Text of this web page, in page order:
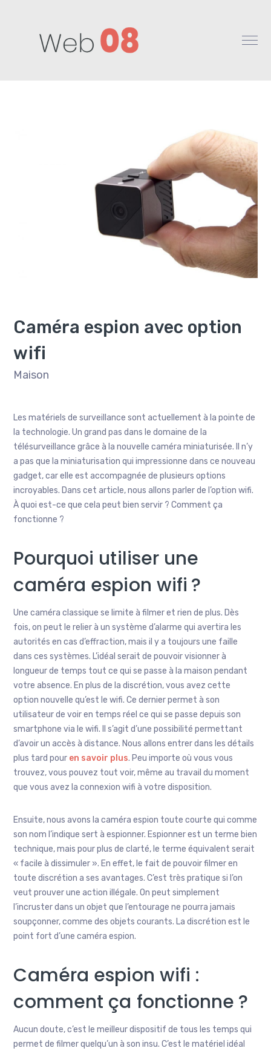
Caméra espion avec option
wifi
Maison
Les matériels de surveillance sont actuellement à la pointe de
la technologie. Un grand pas dans le domaine de la
télésurveillance grâce à la nouvelle caméra miniaturisée. Il n’y
a pas que la miniaturisation qui impressionne dans ce nouveau
gadget, car elle est accompagnée de plusieurs options
incroyables. Dans cet article, nous allons parler de l’option wifi.
À quoi est-ce que cela peut bien servir ? Comment ça
fonctionne ?
Pourquoi utiliser une
caméra espion wifi ?
Une caméra classique se limite à filmer et rien de plus. Dès
fois, on peut le relier à un système d’alarme qui avertira les
autorités en cas d’effraction, mais il y a toujours une faille
dans ces systèmes. L’idéal serait de pouvoir visionner à
longueur de temps tout ce qui se passe à la maison pendant
votre absence. En plus de la discrétion, vous avez cette
option nouvelle qu’est le wifi. Ce dernier permet à son
utilisateur de voir en temps réel ce qui se passe depuis son
smartphone via le wifi. Il s’agit d’une possibilité permettant
d’avoir un accès à distance. Nous allons entrer dans les détails
plus tard pour en savoir plus. Peu importe où vous vous
trouvez, vous pouvez tout voir, même au travail du moment
que vous avez la connexion wifi à votre disposition.
Ensuite, nous avons la caméra espion toute courte qui comme
son nom l’indique sert à espionner. Espionner est un terme bien
technique, mais pour plus de clarté, le terme équivalent serait
« facile à dissimuler ». En effet, le fait de pouvoir filmer en
toute discrétion a ses avantages. C’est très pratique si l’on
veut prouver une action illégale. On peut simplement
l’incruster dans un objet que l’entourage ne pourra jamais
soupçonner, comme des objets courants. La discrétion est le
point fort d’une caméra espion.
Caméra espion wifi :
comment ça fonctionne ?
Aucun doute, c’est le meilleur dispositif de tous les temps qui
permet de filmer quelqu’un à son insu. C’est le matériel idéal